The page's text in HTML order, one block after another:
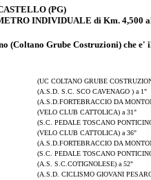
(PG)
INDIVIDUALE di Km. 4,500
(Coltano Grube Costruzioni) che
(UC COLTANO GRUBE
(A.S.D. S.C. SCO CAVENAGO ) a 1"
(A.S.D.FORTEBRACCIO DA
(VELO CLUB CATTOLICA) a 31"
(S.C. PEDALE TOSCANO
(VELO CLUB CATTOLICA) a 36"
(A.S.D.FORTEBRACCIO DA
(S.C. PEDALE TOSCANO
(A.S. S.C.COTIGNOLESE) a 52"
(A.S.D. CICLISMO GIOVANI